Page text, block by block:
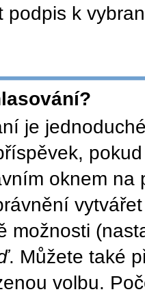
podpis k
je
oknem na
možnosti
. Můžete také
volbu.